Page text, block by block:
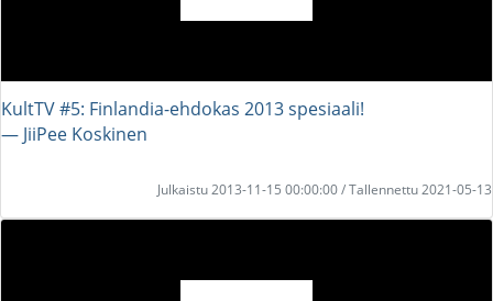
KultTV #5: Finlandia-ehdokas 2013 spesiaali!
― JiiPee Koskinen
Julkaistu 2013-11-15 00:00:00 / Tallennettu 2021-05-13